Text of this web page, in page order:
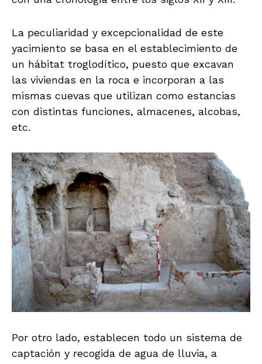
La peculiaridad y excepcionalidad de este
yacimiento se basa en el establecimiento de
un hábitat troglodítico, puesto que excavan
las viviendas en la roca e incorporan a las
mismas cuevas que utilizan como estancias
con distintas funciones, almacenes, alcobas,
etc.
Por otro lado, establecen todo un sistema de
captación y recogida de agua de lluvia, a